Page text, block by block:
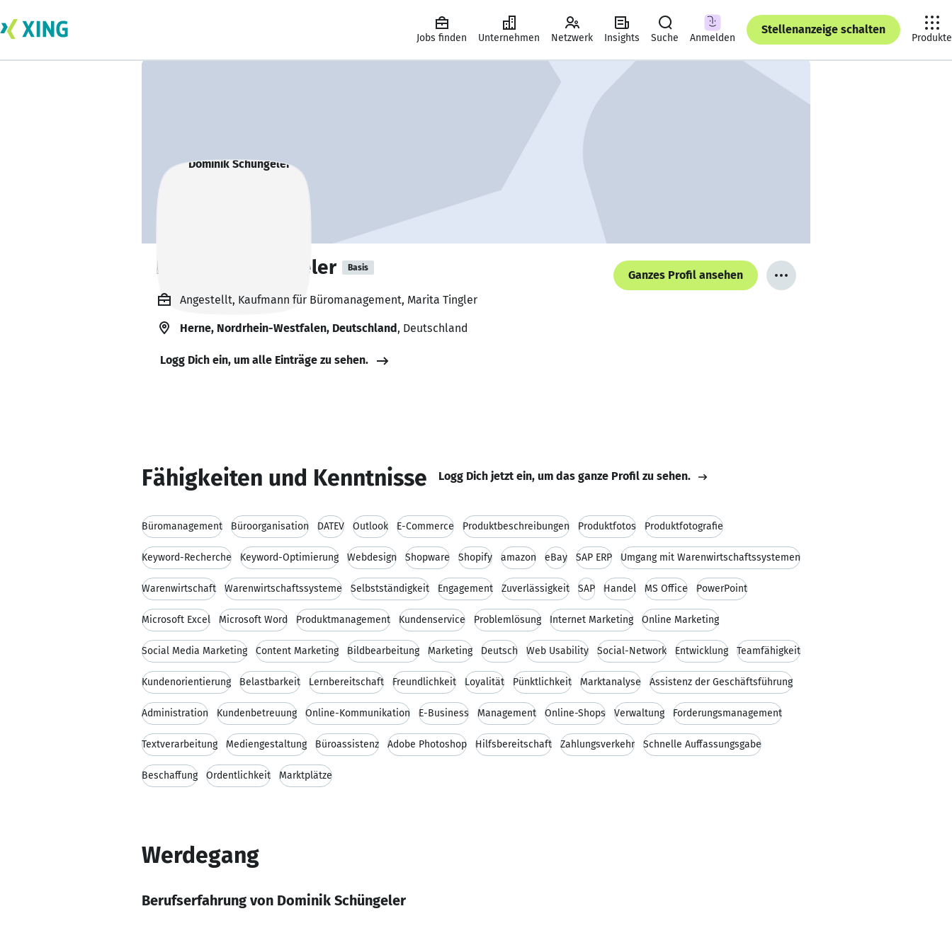
Jobs finden Unternehmen Netzwerk Insights Suche Anmelden
Stellenanzeige schalten
Produkte
Dominik Schüngeler Basis
Ganzes Profil ansehen
Angestellt, Kaufmann für Büromanagement, Marita Tingler
Herne, Nordrhein-Westfalen, Deutschland, Deutschland
Logg Dich ein, um alle Einträge zu sehen.
Fähigkeiten und Kenntnisse Logg Dich jetzt ein, um das ganze Profil zu sehen.
Büromanagement Büroorganisation DATEV Outlook E-Commerce Produktbeschreibungen Produktfotos Produktfotografie
Keyword-Recherche Keyword-Optimierung Webdesign Shopware Shopify amazon eBay SAP ERP Umgang mit Warenwirtschaftssystemen
Warenwirtschaft Warenwirtschaftssysteme Selbstständigkeit Engagement Zuverlässigkeit SAP Handel MS Office PowerPoint
Microsoft Excel Microsoft Word Produktmanagement Kundenservice Problemlösung Internet Marketing Online Marketing
Social Media Marketing Content Marketing Bildbearbeitung Marketing Deutsch Web Usability Social-Network Entwicklung Teamfähigkeit
Kundenorientierung Belastbarkeit Lernbereitschaft Freundlichkeit Loyalität Pünktlichkeit Marktanalyse Assistenz der Geschäftsführung
Administration Kundenbetreuung Online-Kommunikation E-Business Management Online-Shops Verwaltung Forderungsmanagement
Textverarbeitung Mediengestaltung Büroassistenz Adobe Photoshop Hilfsbereitschaft Zahlungsverkehr Schnelle Auffassungsgabe
Beschaffung Ordentlichkeit Marktplätze
Werdegang
Berufserfahrung von Dominik Schüngeler